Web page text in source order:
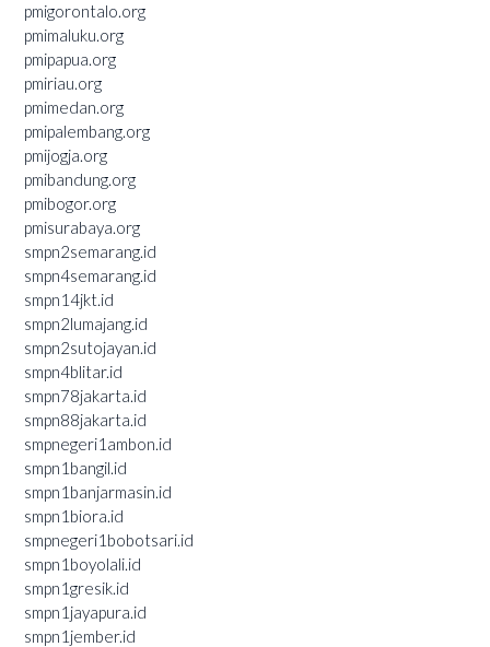
pmigorontalo.org
pmimaluku.org
pmipapua.org
pmiriau.org
pmimedan.org
pmipalembang.org
pmijogja.org
pmibandung.org
pmibogor.org
pmisurabaya.org
smpn2semarang.id
smpn4semarang.id
smpn14jkt.id
smpn2lumajang.id
smpn2sutojayan.id
smpn4blitar.id
smpn78jakarta.id
smpn88jakarta.id
smpnegeri1ambon.id
smpn1bangil.id
smpn1banjarmasin.id
smpn1biora.id
smpnegeri1bobotsari.id
smpn1boyolali.id
smpn1gresik.id
smpn1jayapura.id
smpn1jember.id